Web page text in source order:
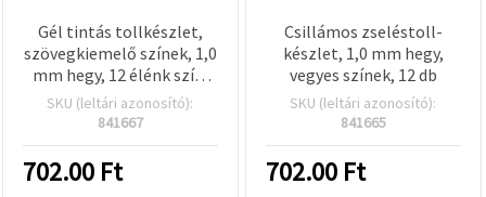
Gél tintás tollkészlet,
szövegkiemelő színek, 1,0
mm hegy, 12 élénk szín,
vegyes, kreatív hobbihoz
SKU (leltári azonosító):
841667
702.00 Ft
Csillámos zseléstoll-
készlet, 1,0 mm hegy,
vegyes színek, 12 db
SKU (leltári azonosító):
841665
702.00 Ft